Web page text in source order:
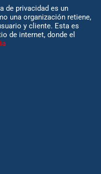
de privacidad es un
una organización retiene,
y cliente. Esta es
de internet, donde el